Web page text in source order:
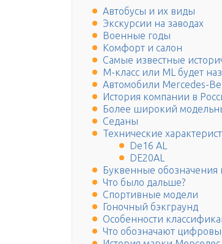
Автобусы и их виды
Экскурсии на заводах
Военные годы
Комфорт и салон
Самые известные
M-класс или ML будет
Автомобили Mercedes-
История компании в
Более широкий
Седаны
Технические
De16 AL
DE20AL
Буквенные
Что было дальше?
Спортивные модели
Гоночный бэкграунд
Особенности
Что обозначают